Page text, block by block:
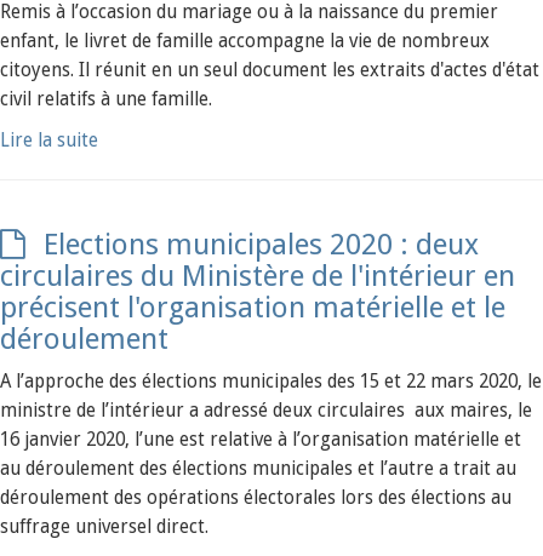
Remis à l’occasion du mariage ou à la naissance du premier
enfant, le livret de famille accompagne la vie de nombreux
citoyens. Il réunit en un seul document les extraits d'actes d'état
civil relatifs à une famille.
Lire la suite
Elections municipales 2020 : deux
circulaires du Ministère de l'intérieur en
précisent l'organisation matérielle et le
déroulement
A l’approche des élections municipales des 15 et 22 mars 2020, le
ministre de l’intérieur a adressé deux circulaires aux maires, le
16 janvier 2020, l’une est relative à l’organisation matérielle et
au déroulement des élections municipales et l’autre a trait au
déroulement des opérations électorales lors des élections au
suffrage universel direct.